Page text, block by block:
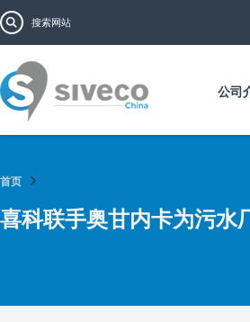
搜索表单
公司
首页
喜科联手奥甘内卡为污水